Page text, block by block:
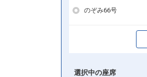
のぞみ66号
選択中の座席